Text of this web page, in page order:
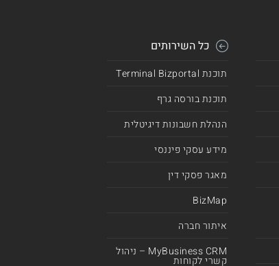
כל השירותים
תוכנת Terminal Bizportal
תוכנת בורסה גרף
הנהלת חשבונות דיגיטלית
מידע עסקי פיננסי
מאגר פסקי דין
BizMap
איתור חברה
MyBusiness CRM – ניהול
קשרי לקוחות